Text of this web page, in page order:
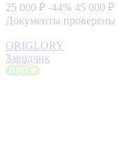
25 000 ₽ -44% 45 000 ₽
Документы проверены
ORIGLORY
Заводчик